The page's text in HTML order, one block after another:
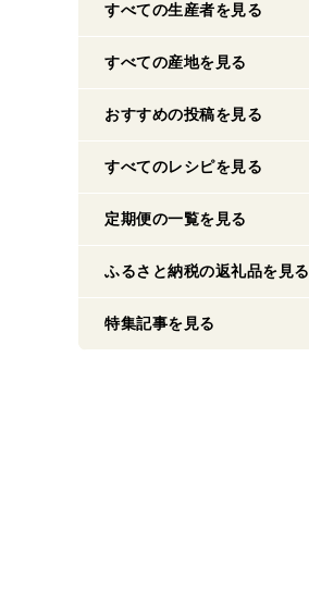
すべての生産者を見る
すべての産地を見る
おすすめの投稿を見る
すべてのレシピを見る
定期便の一覧を見る
ふるさと納税の返礼品を見る
特集記事を見る